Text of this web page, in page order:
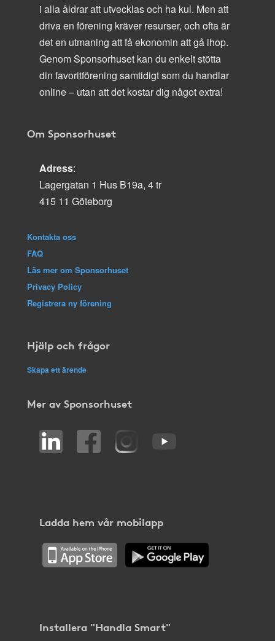
i alla åldrar att utvecklas och ha kul. Men att
driva en förening kräver resurser, och ofta är
det en utmaning att få ekonomin att gå ihop.
Genom Sponsorhuset kan du enkelt stötta
din favoritförening samtidigt som du handlar
online – utan att det kostar dig något extra!
Om Sponsorhuset
Adress:
Lagergatan 1 Hus B19a, 4 tr
415 11 Göteborg
Kontakta oss
FAQ
Läs mer om Sponsorhuset
Privacy Policy
Registrera ny förening
Hjälp och frågor
Skapa ett ärende
Mer av Sponsorhuset
Ladda hem vår mobilapp
Installera "Handla Smart"